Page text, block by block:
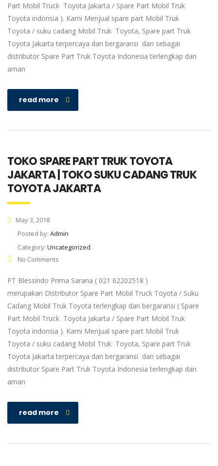
Part Mobil Truck Toyota Jakarta / Spare Part Mobil Truk
Toyota indonsia ). Kami Menjual spare part Mobil Truk
Toyota / suku cadang Mobil Truk Toyota, Spare part Truk
Toyota Jakarta terpercaya dan bergaransi dan sebagai
distributor Spare Part Truk Toyota Indonesia terlengkap dan
aman
read more
TOKO SPARE PART TRUK TOYOTA
JAKARTA | TOKO SUKU CADANG TRUK
TOYOTA JAKARTA
May 3, 2018
Posted by: Admin
Category: Uncategorized
No Comments
PT Blessindo Prima Sarana ( 021 62202518 )
merupakan Distributor Spare Part Mobil Truck Toyota / Suku
Cadang Mobil Truk Toyota terlengkap dan bergaransi ( Spare
Part Mobil Truck Toyota Jakarta / Spare Part Mobil Truk
Toyota indonsia ). Kami Menjual spare part Mobil Truk
Toyota / suku cadang Mobil Truk Toyota, Spare part Truk
Toyota Jakarta terpercaya dan bergaransi dan sebagai
distributor Spare Part Truk Toyota Indonesia terlengkap dan
aman
read more